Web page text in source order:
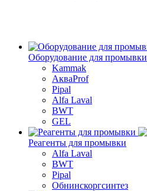
Оборудование для промывки
Kammak
АкваProf
Pipal
Alfa Laval
BWT
GEL
Реагенты для промывки
Alfa Laval
BWT
Pipal
Обнинскоргсинтез